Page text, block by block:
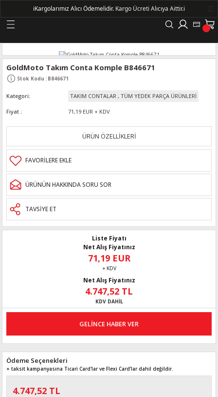
Geri Dön
KASNAKLI ALTERNATÖRLER - 1500
GoldMoto Takım Conta Komple B846671
Stok Kodu : B846671
Kategori TAKIM CONTALAR , TÜM YEDEK PARÇA ÜRÜNLERİ
Fiyat 71,19 EUR + KDV
ÜRÜN ÖZELLİKLERİ
ÜRÜNÜN HAKKINDA SORU SOR
TAVSİYE ET
Liste Fiyatı
Net Alış Fiyatınız
71,19 EUR
+ KDV
Net Alış Fiyatınız
4.747,52 TL
KDV DAHİL
GELİNCE HABER VER
Ödeme Seçenekleri
+ taksit kampanyasına Ticari Card'lar ve Flexi Card’lar dahil değildir.
4.747,52 TL
ℹ️Kargolarımız Alıcı Ödemelidir. Kargo Ücreti Alıcıya Aittir.ℹ️